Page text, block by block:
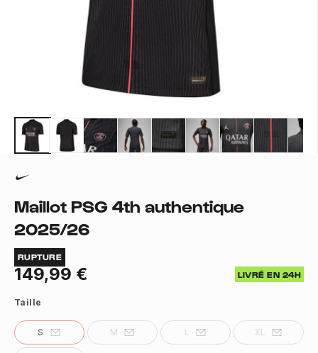
Maillot PSG 4th authentique
2025/26
RUPTURE
149,99 € LIVRÉ EN 24H
Taille
S M L XL